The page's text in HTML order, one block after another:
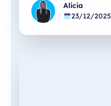
Alicia
23/12/2025